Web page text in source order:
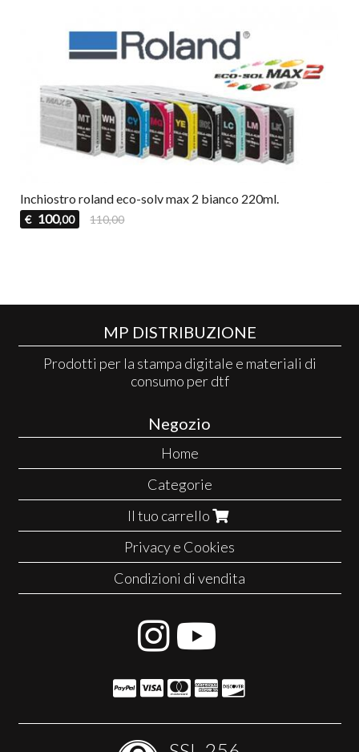
Inchiostro roland eco-solv max 2 bianco 220ml.
€ 100,00 110,00
MP DISTRIBUZIONE
Prodotti per la stampa digitale e materiali di
consumo per dtf
Negozio
Home
Categorie
Il tuo carrello
Privacy e Cookies
Condizioni di vendita